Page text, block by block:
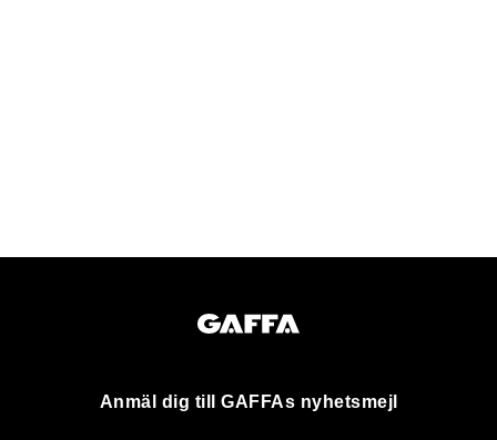
Anmäl dig till GAFFAs nyhetsmejl